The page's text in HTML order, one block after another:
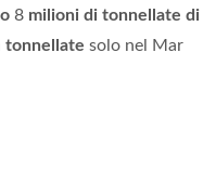
8 milioni di tonnellate di
tonnellate solo nel Mar